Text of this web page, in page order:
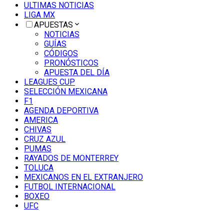
ULTIMAS NOTICIAS
LIGA MX
APUESTAS
NOTICIAS
GUÍAS
CÓDIGOS
PRONÓSTICOS
APUESTA DEL DÍA
LEAGUES CUP
SELECCIÓN MEXICANA
F1
AGENDA DEPORTIVA
AMERICA
CHIVAS
CRUZ AZUL
PUMAS
RAYADOS DE MONTERREY
TOLUCA
MEXICANOS EN EL EXTRANJERO
FUTBOL INTERNACIONAL
BOXEO
UFC